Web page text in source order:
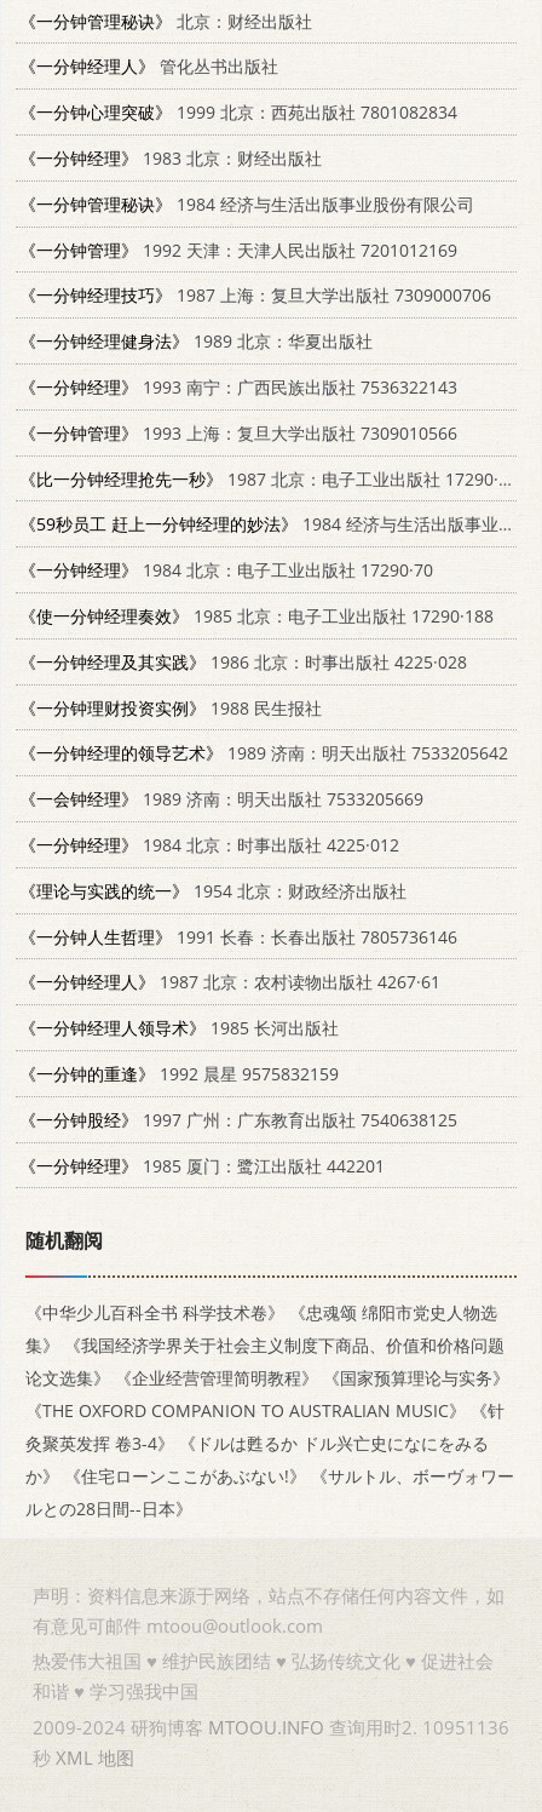
《一分钟管理秘诀》
北京：财经出版社
《一分钟经理人》
管化丛书出版社
《一分钟心理突破》
1999 北京：西苑出版社 7801082834
《一分钟经理》
1983 北京：财经出版社
《一分钟管理秘诀》
1984 经济与生活出版事业股份有限公司
《一分钟管理》
1992 天津：天津人民出版社 7201012169
《一分钟经理技巧》
1987 上海：复旦大学出版社 7309000706
《一分钟经理健身法》
1989 北京：华夏出版社
《一分钟经理》
1993 南宁：广西民族出版社 7536322143
《一分钟管理》
1993 上海：复旦大学出版社 7309010566
《比一分钟经理抢先一秒》
1987 北京：电子工业出版社 17290·487
《59秒员工 赶上一分钟经理的妙法》
1984 经济与生活出版事业股份有限公司
《一分钟经理》
1984 北京：电子工业出版社 17290·70
《使一分钟经理奏效》
1985 北京：电子工业出版社 17290·188
《一分钟经理及其实践》
1986 北京：时事出版社 4225·028
《一分钟理财投资实例》
1988 民生报社
《一分钟经理的领导艺术》
1989 济南：明天出版社 7533205642
《一会钟经理》
1989 济南：明天出版社 7533205669
《一分钟经理》
1984 北京：时事出版社 4225·012
《理论与实践的统一》
1954 北京：财政经济出版社
《一分钟人生哲理》
1991 长春：长春出版社 7805736146
《一分钟经理人》
1987 北京：农村读物出版社 4267·61
《一分钟经理人领导术》 1985 长河出版社
《一分钟的重逢》
1992 晨星 9575832159
《一分钟股经》
1997 广州：广东教育出版社 7540638125
《一分钟经理》
1985 厦门：鹭江出版社 442201
随机翻阅
《中华少儿百科全书 科学技术卷》
《忠魂颂 绵阳市党史人物选
集》
《我国经济学界关于社会主义制度下商品、价值和价格问题
论文选集》
《企业经营管理简明教程》
《国家预算理论与实务》
《THE OXFORD COMPANION TO AUSTRALIAN MUSIC》
《针
灸聚英发挥 卷3-4》
《ドルは甦るか ドル兴亡史になにをみる
か》
《住宅ローンここがあぶない!》
《サルトル、ボーヴォワー
ルとの28日間--日本》
声明：资料信息来源于网络，站点不存储任何内容文件，如
有意见可邮件 mtoou@outlook.com
热爱伟大祖国 ♥ 维护民族团结 ♥ 弘扬传统文化 ♥ 促进社会
和谐 ♥ 学习强我中国
2009-2024 研狗博客 MTOOU.INFO 查询用时2. 10951136
秒 XML 地图